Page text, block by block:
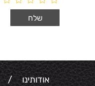
אודותינו